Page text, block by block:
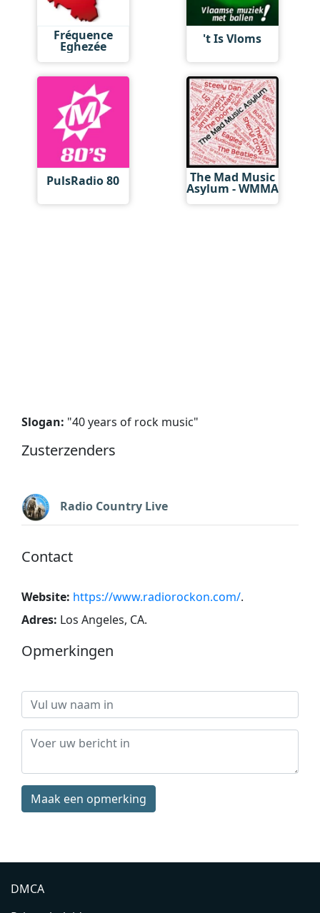
Fréquence
Eghezée 't Is Vloms
PulsRadio 80 The Mad Music
Asylum - WMMA
Slogan: "40 years of rock music"
Zusterzenders
Radio Country Live
Contact
Website: https://www.radiorockon.com/.
Adres: Los Angeles, CA.
Opmerkingen
Maak een opmerking
DMCA